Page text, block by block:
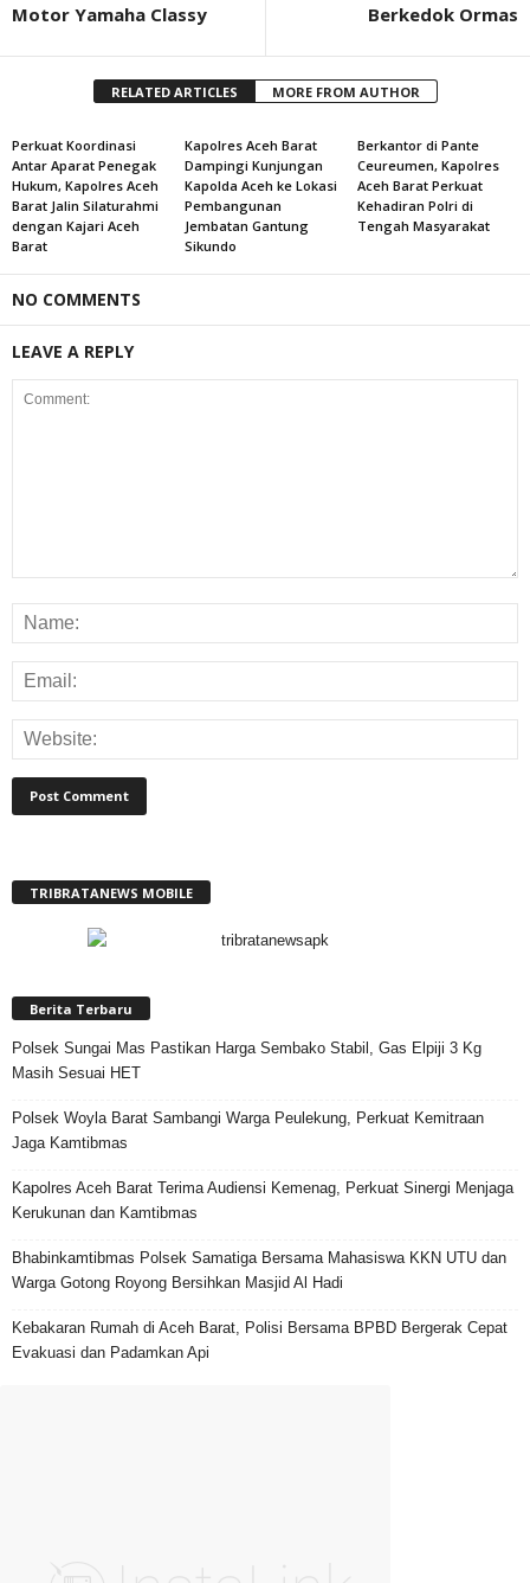
Motor Yamaha Classy
Berkedok Ormas
RELATED ARTICLES MORE FROM AUTHOR
Perkuat Koordinasi
Antar Aparat Penegak
Hukum, Kapolres Aceh
Barat Jalin Silaturahmi
dengan Kajari Aceh
Barat
Kapolres Aceh Barat
Dampingi Kunjungan
Kapolda Aceh ke Lokasi
Pembangunan
Jembatan Gantung
Sikundo
Berkantor di Pante
Ceureumen, Kapolres
Aceh Barat Perkuat
Kehadiran Polri di
Tengah Masyarakat
NO COMMENTS
LEAVE A REPLY
TRIBRATANEWS MOBILE
Berita Terbaru
Polsek Sungai Mas Pastikan Harga Sembako Stabil, Gas Elpiji 3 Kg
Masih Sesuai HET
Polsek Woyla Barat Sambangi Warga Peulekung, Perkuat Kemitraan
Jaga Kamtibmas
Kapolres Aceh Barat Terima Audiensi Kemenag, Perkuat Sinergi Menjaga
Kerukunan dan Kamtibmas
Bhabinkamtibmas Polsek Samatiga Bersama Mahasiswa KKN UTU dan
Warga Gotong Royong Bersihkan Masjid Al Hadi
Kebakaran Rumah di Aceh Barat, Polisi Bersama BPBD Bergerak Cepat
Evakuasi dan Padamkan Api